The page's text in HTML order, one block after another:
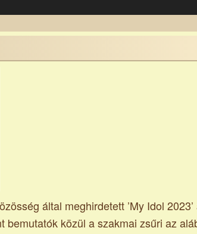
által meghirdetett ’My Idol
bemutatók közül a szakmai zsűri az